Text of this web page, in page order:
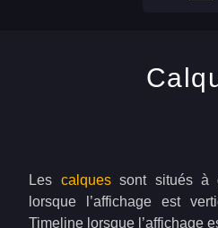
Les calquessont situés à
lorsque l’affichage est
Timeline lorsque l’affichage